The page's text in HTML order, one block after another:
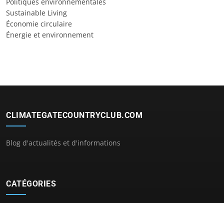
Sustainable Living
Économie circulaire
Énergie et environnement
CLIMATEGATECOUNTRYCLUB.COM
Blog d'actualités et d'informations
CATÉGORIES